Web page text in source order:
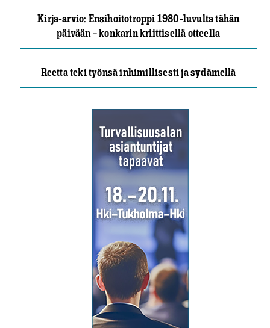
Kirja-arvio: Ensihoitotroppi 1980-luvulta tähän
päivään – konkarin kriittisellä otteella
Reetta teki työnsä inhimillisesti ja sydämellä